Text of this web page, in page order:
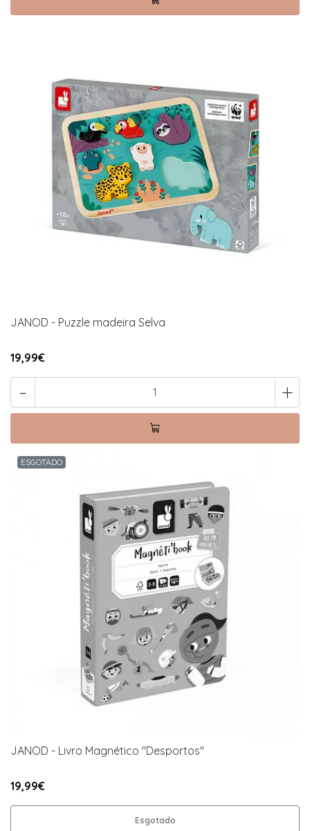
JANOD - Puzzle madeira Selva
19,99€
- +
ESGOTADO
JANOD - Livro Magnético "Desportos"
19,99€
Esgotado